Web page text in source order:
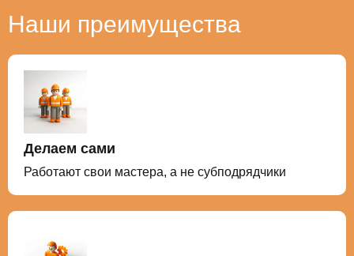
Наши преимущества
Делаем сами
Работают свои мастера, а не субподрядчики